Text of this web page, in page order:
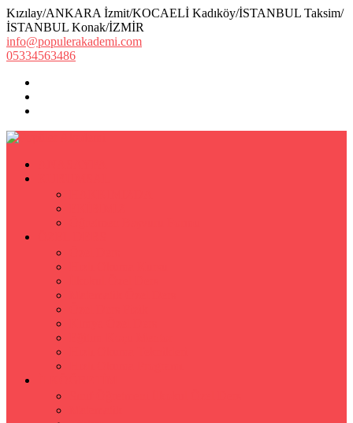
Kızılay/ANKARA İzmit/KOCAELİ Kadıköy/İSTANBUL Taksim/
İSTANBUL Konak/İZMİR
info@populerakademi.com
05334563486